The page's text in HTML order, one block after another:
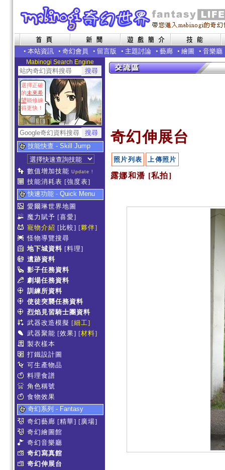
• 本站資訊 • 奇幻會員 • 留言版 • 主題討論 • 藝廊 • 繪圖 • 音樂廳
Mabinogi Search Engine
選擇正確
的未來希
望能修練
得更快！
技能快查 - Skill Jump
數值增加技能 Update !
技能消耗表 [強度表]
快速功能 - Quick Menu
愛爾琳世界地圖
魔力賦予 [喜愛]
寵物介紹 [比較] [夥伴]
怪物導覽搜尋
地下城資料 [料理]
遺跡資料
影子任務資料
劇場任務資料
訓練所資料
使徒突襲任務資料
烈焰見習騎士團資料
武器改造模擬 [細工]
武器聚能 [效果] [材料]
製衣樣本
打鐵設計圖
可生產物品
料理食譜
角色稱號
食物效果
奇幻系列 - Fantasy
奇幻藝廊 [精華] [廣場]
奇幻繪圖館
奇幻音樂廳
奇幻寫真館
奇幻伸展台
奇幻伸展台
照片列表 上傳照片
露娜和潘 [私拍]